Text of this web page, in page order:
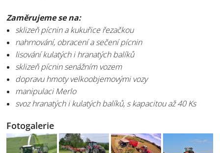
Zaměrujeme se na:
sklizeň pícnin a kukuřice řezačkou
nahrnování, obracení a sečení pícnin
lisování kulatých i hranatých balíků
sklizeň pícnin senážním vozem
dopravu hmoty velkoobjemovými vozy
manipulaci Merlo
svoz hranatých i kulatých balíků, s kapacitou až 40 Ks
Fotogalerie